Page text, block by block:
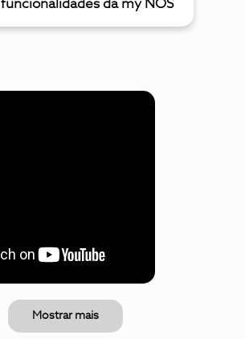
funcionalidades da my NOS
Mostrar mais